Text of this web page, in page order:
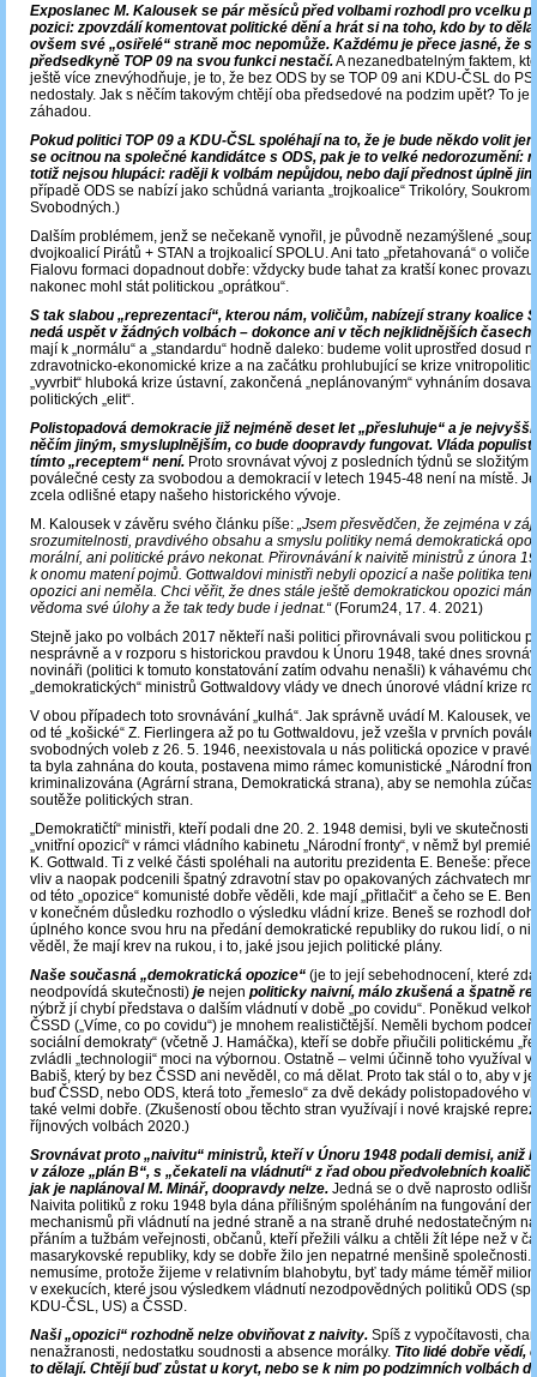
Exposlanec M. Kalousek se pár měsíců před volbami rozhodl pro vcelku
pozici: zpovzdálí komentovat politické dění a hrát si na toho, kdo by to
ovšem své „osiřelé“ straně moc nepomůže. Každému je přece jasné, že
předsedkyně TOP 09 na svou funkci nestačí.A nezanedbatelným faktem,
ještě více znevýhodňuje, je to, že bez ODS by se TOP 09 ani KDU-ČSL do PS
nedostaly. Jak s něčím takovým chtějí oba předsedové na podzim upět? To je
záhadou.
Pokud politici TOP 09 a KDU-ČSL spoléhají na to, že je bude někdo volit
se ocitnou na společné kandidátce s ODS, pak je to velké nedorozumění:
totiž nejsou hlupáci: raději k volbám nepůjdou, nebo dají přednost úplně
případě ODS se nabízí jako schůdná varianta „trojkoalice“ Trikolóry,
Svobodných.)
Dalším problémem, jenž se nečekaně vynořil, je původně nezamýšlené
dvojkoalicí Pirátů + STAN a trojkoalicí SPOLU. Ani tato „přetahovaná“ o voliče
Fialovu formaci dopadnout dobře: vždycky bude tahat za kratší konec
nakonec mohl stát politickou „oprátkou“.
S tak slabou „reprezentací“, kterou nám, voličům, nabízejí strany koalice
nedá uspět v žádných volbách – dokonce ani v těch nejklidnějších časech.
mají k „normálu“ a „standardu“ hodně daleko: budeme volit uprostřed dosud
zdravotnicko-ekonomické krize a na začátku prohlubující se krize
„vyvrbit“ hluboká krize ústavní, zakončená „neplánovaným“ vyhnáním
politických „elit“.
Polistopadová demokracie již nejméně deset let „přesluhuje“ a je
něčím jiným, smysluplnějším, co bude doopravdy fungovat. Vláda
tímto „receptem“ není. Proto srovnávat vývoj z posledních týdnů se složitým
poválečné cesty za svobodou a demokracií v letech 1945-48 není na místě.
zcela odlišné etapy našeho historického vývoje.
M. Kalousek v závěru svého článku píše: „Jsem přesvědčen, že zejména v
srozumitelnosti, pravdivého obsahu a smyslu politiky nemá demokratická
morální, ani politické právo nekonat. Přirovnávání k naivitě ministrů z února
k onomu matení pojmů. Gottwaldovi ministři nebyli opozicí a naše politika
opozici ani neměla. Chci věřit, že dnes stále ještě demokratickou opozici
vědoma své úlohy a že tak tedy bude i jednat.“(Forum24, 17. 4. 2021)
Stejně jako po volbách 2017 někteří naši politici přirovnávali svou politickou
nesprávně a v rozporu s historickou pravdou k Únoru 1948, také dnes
novináři (politici k tomuto konstatování zatím odvahu nenašli) k váhavému
„demokratických“ ministrů Gottwaldovy vlády ve dnech únorové vládní krize
V obou případech toto srovnávání „kulhá“. Jak správně uvádí M. Kalousek, ve
od té „košické“ Z. Fierlingera až po tu Gottwaldovu, jež vzešla v prvních
svobodných voleb z 26. 5. 1946, neexistovala u nás politická opozice v
ta byla zahnána do kouta, postavena mimo rámec komunistické „Národní
kriminalizována (Agrární strana, Demokratická strana), aby se nemohla
soutěže politických stran.
„Demokratičtí“ ministři, kteří podali dne 20. 2. 1948 demisi, byli ve skutečnosti
„vnitřní opozicí“ v rámci vládního kabinetu „Národní fronty“, v němž byl
K. Gottwald. Ti z velké části spoléhali na autoritu prezidenta E. Beneše:
vliv a naopak podcenili špatný zdravotní stav po opakovaných záchvatech
od této „opozice“ komunisté dobře věděli, kde mají „přitlačit“ a čeho se E.
v konečném důsledku rozhodlo o výsledku vládní krize. Beneš se rozhodl
úplného konce svou hru na předání demokratické republiky do rukou lidí, o
věděl, že mají krev na rukou, i to, jaké jsou jejich politické plány.
Naše současná „demokratická opozice“ (je to její sebehodnocení, které
neodpovídá skutečnosti) je nejen politicky naivní, málo zkušená a špatně
nýbrž jí chybí představa o dalším vládnutí v době „po covidu“. Poněkud
ČSSD („Víme, co po covidu“) je mnohem realističtější. Neměli bychom
sociální demokraty“ (včetně J. Hamáčka), kteří se dobře přiučili politickému
zvládli „technologii“ moci na výbornou. Ostatně – velmi účinně toho využíval
Babiš, který by bez ČSSD ani nevěděl, co má dělat. Proto tak stál o to, aby v
buď ČSSD, nebo ODS, která toto „řemeslo“ za dvě dekády polistopadového
také velmi dobře. (Zkušeností obou těchto stran využívají i nové krajské
říjnových volbách 2020.)
Srovnávat proto „naivitu“ ministrů, kteří v Únoru 1948 podali demisi, aniž
v záloze „plán B“, s „čekateli na vládnutí“ z řad obou předvolebních
jak je naplánoval M. Minář, doopravdy nelze. Jedná se o dvě naprosto
Naivita politiků z roku 1948 byla dána přílišným spoléháním na fungování
mechanismů při vládnutí na jedné straně a na straně druhé nedostatečným
přáním a tužbám veřejnosti, občanů, kteří přežili válku a chtěli žít lépe než v
masarykovské republiky, kdy se dobře žilo jen nepatrné menšině společnosti.
nemusíme, protože žijeme v relativním blahobytu, byť tady máme téměř
v exekucích, které jsou výsledkem vládnutí nezodpovědných politiků ODS
KDU-ČSL, US) a ČSSD.
Naši „opozici“ rozhodně nelze obviňovat z naivity. Spíš z vypočítavosti,
nenažranosti, nedostatku soudnosti a absence morálky. Tito lidé dobře vědí,
to dělají. Chtějí buď zůstat u koryt, nebo se k nim po podzimních volbách